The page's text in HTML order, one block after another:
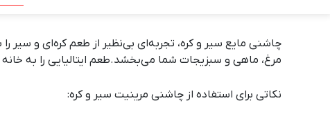
چاشنی مایع سیر و کره، تجربه‌ای بی‌نظیر از طعم کره‌ای و
مرغ، ماهی و سبزیجات شما می‌بخشد.طعم ایتالیایی را به
نکاتی برای استفاده از چاشنی مرینیت سیر و کره: